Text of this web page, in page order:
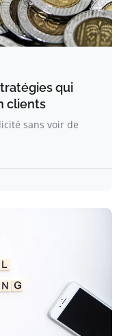
qui
clients
sans voir de